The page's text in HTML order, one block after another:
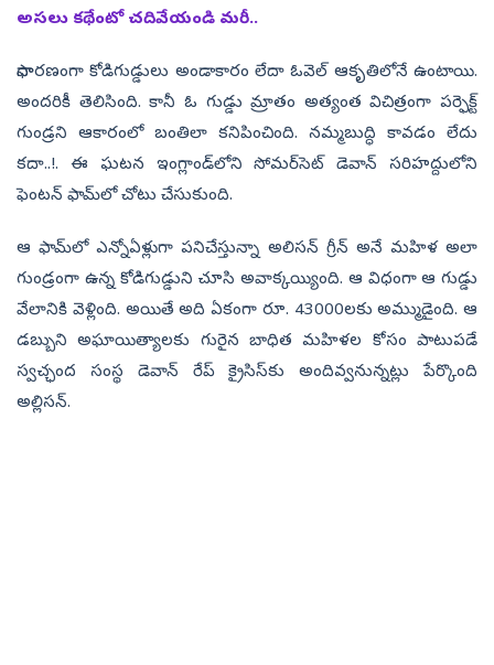
అసలు కథేంటో చదివేయండి మరీ..
సాధారణంగా కోడిగుడ్డులు అండాకారం లేదా ఓవెల్‌ ఆకృతిలోనే ఉంటాయి.
అందరికీ తెలిసింది. కానీ ఓ గుడ్డు మ్రాతం అత్యంత విచిత్రంగా పర్ఫెక్ట్‌
గుండ్రని ఆకారంలో బంతిలా కనిపించింది. నమ్మబుద్ధి కావడం లేదు
కదా..!. ఈ ఘటన ఇంగ్లాండ్‌లోని సోమర్‌సెట్ డెవాన్ సరిహద్దులోని
ఫెంటన్ ఫామ్‌లో చోటు చేసుకుంది.
ఆ ఫామ్‌లో ఎన్నోఏళ్లుగా పనిచేస్తున్నా అలిసన్‌ గ్రీన్‌ అనే మహిళ అలా
గుండ్రంగా ఉన్న కోడిగుడ్డుని చూసి అవాక్కయ్యింది. ఆ విధంగా ఆ గుడ్డు
వేలానికి వెళ్లింది. అయితే అది ఏకంగా రూ. 43000లకు అమ్ముడైంది. ఆ
డబ్బుని అఘాయిత్యాలకు గురైన బాధిత మహిళల కోసం పాటుపడే
స్వచ్ఛంద సంస్థ డెవాన్‌ రేప్‌ క్రైసిస్‌కు అందివ్వనున్నట్లు పేర్కొంది
అల్లిసన్‌.